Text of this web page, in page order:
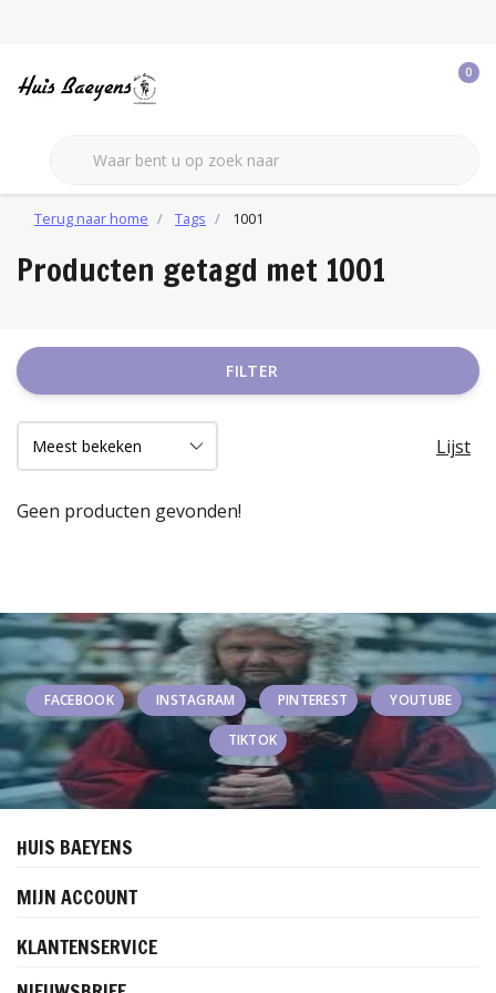
0
Terug naar home Tags 1001
Producten getagd met 1001
FILTER
Lijst
Geen producten gevonden!
FACEBOOK INSTAGRAM PINTEREST YOUTUBE
TIKTOK
HUIS BAEYENS
MIJN ACCOUNT
KLANTENSERVICE